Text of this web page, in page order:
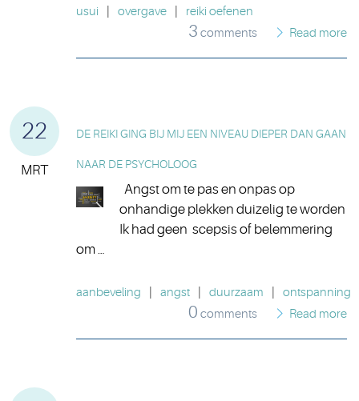
usui
overgave reiki oefenen
3 comments Read more
22
MRT
DE REIKI GING BIJ MIJ EEN NIVEAU DIEPER DAN GAAN
NAAR DE PSYCHOLOOG
Angst om te pas en onpas op
onhandige plekken duizelig te worden
Ik had geen scepsis of belemmering
om …
aanbeveling angst duurzaam ontspanning
0 comments Read more